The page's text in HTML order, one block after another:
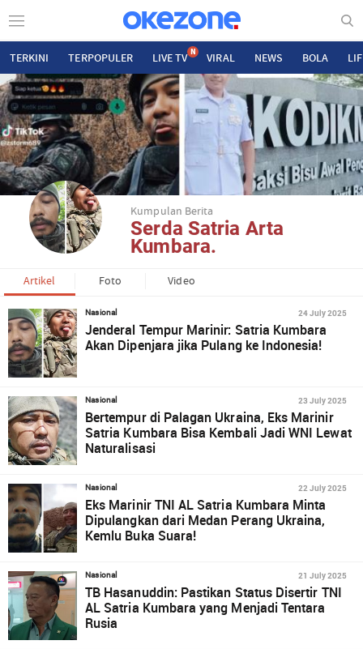
TERKINI TERPOPULER LIVE TV N VIRAL NEWS BOLA
Kumpulan Berita
Serda Satria Arta
Kumbara.
Artikel Foto Video
Nasional 24 July 2025
Jenderal Tempur Marinir: Satria Kumbara
Akan Dipenjara jika Pulang ke Indonesia!
Nasional 23 July 2025
Bertempur di Palagan Ukraina, Eks Marinir
Satria Kumbara Bisa Kembali Jadi WNI Lewat
Naturalisasi
Nasional 22 July 2025
Eks Marinir TNI AL Satria Kumbara Minta
Dipulangkan dari Medan Perang Ukraina,
Kemlu Buka Suara!
Nasional 21 July 2025
TB Hasanuddin: Pastikan Status Disertir TNI
AL Satria Kumbara yang Menjadi Tentara
Rusia